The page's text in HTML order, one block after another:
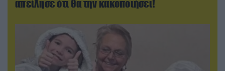
απείλησε ότι θα την κακοποιήσει!